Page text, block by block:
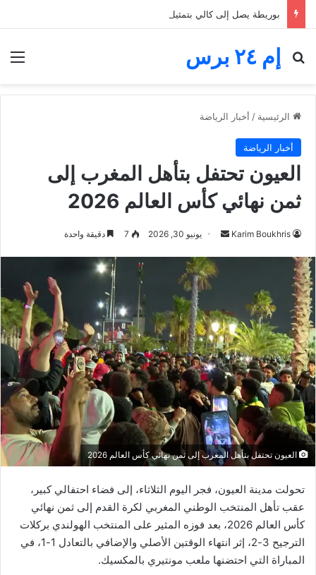
إم ٢٤ برس
بحث عن
الرئيسية / أخبار الرياضة
أخبار الرياضة
العيون تحتفل بتأهل المغرب إلى
ثمن نهائي كأس العالم 2026
Karim Boukhris
أرسل
إلكترونيا
يونيو 30, 2026 7 دقيقة واحدة
العيون تحتفل بتأهل المغرب إلى ثمن نهائي كأس العالم 2026
تحولت مدينة العيون، فجر اليوم الثلاثاء، إلى فضاء احتفالي كبير،
عقب تأهل المنتخب الوطني المغربي لكرة القدم إلى ثمن نهائي
كأس العالم 2026، بعد فوزه المثير على المنتخب الهولندي بركلات
الترجيح 3-2، إثر انتهاء الوقتين الأصلي والإضافي بالتعادل 1-1، في
المباراة التي احتضنها ملعب مونتيري بالمكسيك.